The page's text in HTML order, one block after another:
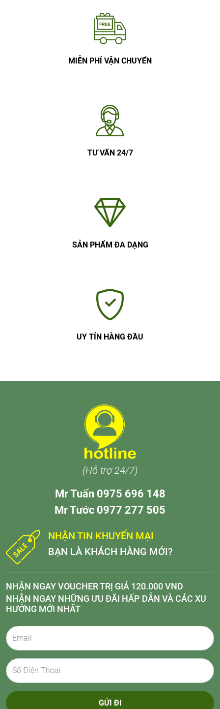
MIỄN PHÍ VẬN CHUYỂN
TƯ VẤN 24/7
SẢN PHẨM ĐA DẠNG
UY TÍN HÀNG ĐẦU
(Hỗ trợ 24/7)
Mr Tuấn 0975 696 148
Mr Tước 0977 277 505
NHẬN TIN KHUYẾN MẠI
BẠN LÀ KHÁCH HÀNG MỚI?
NHẬN NGAY VOUCHER TRỊ GIÁ 120.000 VND
NHẬN NGAY NHỮNG ƯU ĐÃI HẤP DẪN VÀ CÁC XU
HƯỚNG MỚI NHẤT
GỬI ĐI